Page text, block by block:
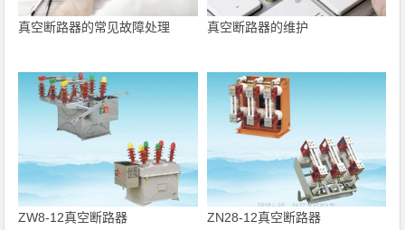
真空断路器的常见故障处理 真空断路器的维护
ZW8-12真空断路器 ZN28-12真空断路器